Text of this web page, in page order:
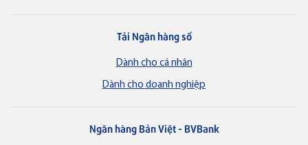
Tải Ngân hàng số
Dành cho cá nhân
Dành cho doanh nghiệp
Ngân hàng Bản Việt - BVBank